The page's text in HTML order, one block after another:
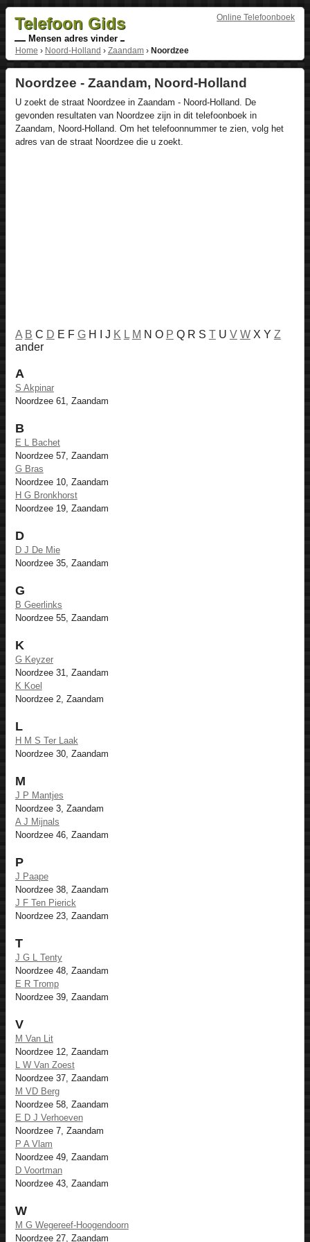
Online Telefoonboek
Telefoon Gids
Mensen adres vinder
Home › Noord-Holland › Zaandam› Noordzee
Noordzee - Zaandam, Noord-Holland
U zoekt de straat Noordzee in Zaandam - Noord-Holland. De
gevonden resultaten van Noordzee zijn in dit telefoonboek in
Zaandam, Noord-Holland. Om het telefoonnummer te zien, volg het
adres van de straat Noordzee die u zoekt.
A B C D E F GH I J K L M N O P Q R S T U V WX Y Z
ander
A
S Akpinar
Noordzee 61, Zaandam
B
E L Bachet
Noordzee 57, Zaandam
G Bras
Noordzee 10, Zaandam
H G Bronkhorst
Noordzee 19, Zaandam
D
D J De Mie
Noordzee 35, Zaandam
G
B Geerlinks
Noordzee 55, Zaandam
K
G Keyzer
Noordzee 31, Zaandam
K Koel
Noordzee 2, Zaandam
L
H M S Ter Laak
Noordzee 30, Zaandam
M
J P Mantjes
Noordzee 3, Zaandam
A J Mijnals
Noordzee 46, Zaandam
P
J Paape
Noordzee 38, Zaandam
J F Ten Pierick
Noordzee 23, Zaandam
T
J G L Tenty
Noordzee 48, Zaandam
E R Tromp
Noordzee 39, Zaandam
V
M Van Lit
Noordzee 12, Zaandam
L W Van Zoest
Noordzee 37, Zaandam
M VD Berg
Noordzee 58, Zaandam
E D J Verhoeven
Noordzee 7, Zaandam
P A Vlam
Noordzee 49, Zaandam
D Voortman
Noordzee 43, Zaandam
W
M G Wegereef-Hoogendoorn
Noordzee 27, Zaandam